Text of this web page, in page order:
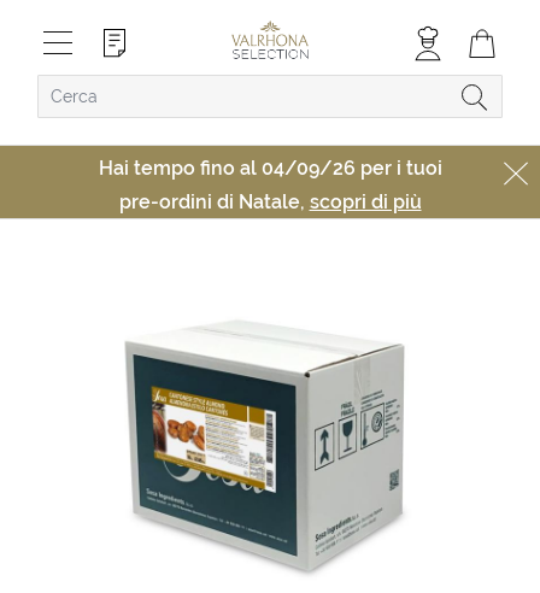
Hai tempo fino al 04/09/26 per i tuoi
pre-ordini di Natale, scopri di più